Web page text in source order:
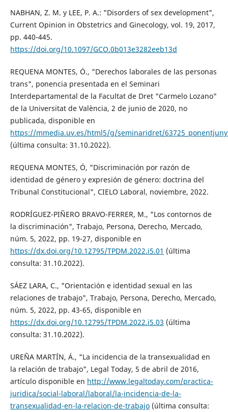
NABHAN, Z. M. y LEE, P. A.: "Disorders of sex development",
Current Opinion in Obstetrics and Ginecology, vol. 19, 2017,
pp. 440-445.
https://doi.org/10.1097/GCO.0b013e3282eeb13d
REQUENA MONTES, Ó., "Derechos laborales de las personas
trans", ponencia presentada en el Seminari
Interdepartamental de la Facultat de Dret "Carmelo Lozano"
de la Universitat de València, 2 de junio de 2020, no
publicada, disponible en
https://mmedia.uv.es/html5/g/seminaridret/
(última consulta: 31.10.2022).
REQUENA MONTES, Ó, "Discriminación por razón de
identidad de género y expresión de género: doctrina del
Tribunal Constitucional", CIELO Laboral, noviembre, 2022.
RODRÍGUEZ-PIÑERO BRAVO-FERRER, M., "Los contornos de
la discriminación", Trabajo, Persona, Derecho, Mercado,
núm. 5, 2022, pp. 19-27, disponible en
https://dx.doi.org/10.12795/TPDM.2022.i5.01 (última
consulta: 31.10.2022).
SÁEZ LARA, C., "Orientación e identidad sexual en las
relaciones de trabajo", Trabajo, Persona, Derecho, Mercado,
núm. 5, 2022, pp. 43-65, disponible en
https://dx.doi.org/10.12795/TPDM.2022.i5.03 (última
consulta: 31.10.2022).
UREÑA MARTÍN, Á., "La incidencia de la transexualidad en
la relación de trabajo", Legal Today, 5 de abril de 2016,
artículo disponible en http://www.legaltoday.com/practica-
juridica/social-laboral/laboral/la-incidencia-de-la-
transexualidad-en-la-relacion-de-trabajo(última consulta: